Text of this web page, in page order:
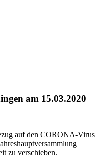
am 15.03.2020
auf den CORONA-Virus
zu verschieben.